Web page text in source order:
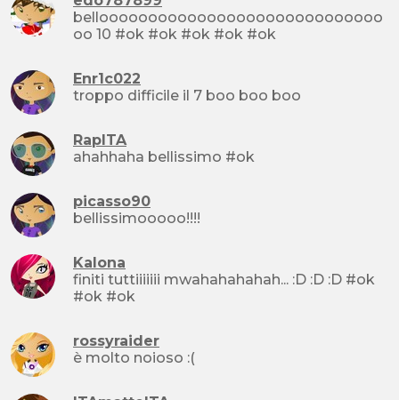
bellooooooooooooooooooooooooooooo
oo 10 #ok #ok #ok #ok #ok
Enr1c022
troppo difficile il 7 boo boo boo
RapITA
ahahhaha bellissimo #ok
picasso90
bellissimooooo!!!!
Kalona
finiti tuttiiiiiii mwahahahahah... :D :D :D #ok
#ok #ok
rossyraider
è molto noioso :(